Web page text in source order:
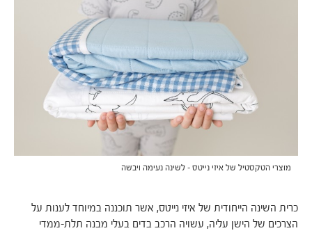
מוצרי הטקסטיל של איזי נייטס – לשינה נעימה ויבשה
כרית השינה הייחודית של איזי נייטס, אשר תוכננה במיוחד לענות על
הצרכים של הישן עליה, עשויה הרכב בדים בעלי מבנה תלת-ממדי